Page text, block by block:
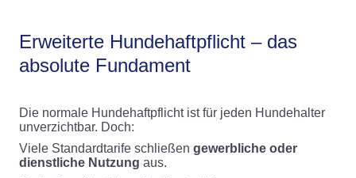
Erweiterte Hundehaftpflicht – das
absolute Fundament
Die normale Hundehaftpflicht ist für jeden Hundehalter
unverzichtbar. Doch:
Viele Standardtarife schließen gewerbliche oder
dienstliche Nutzung aus.